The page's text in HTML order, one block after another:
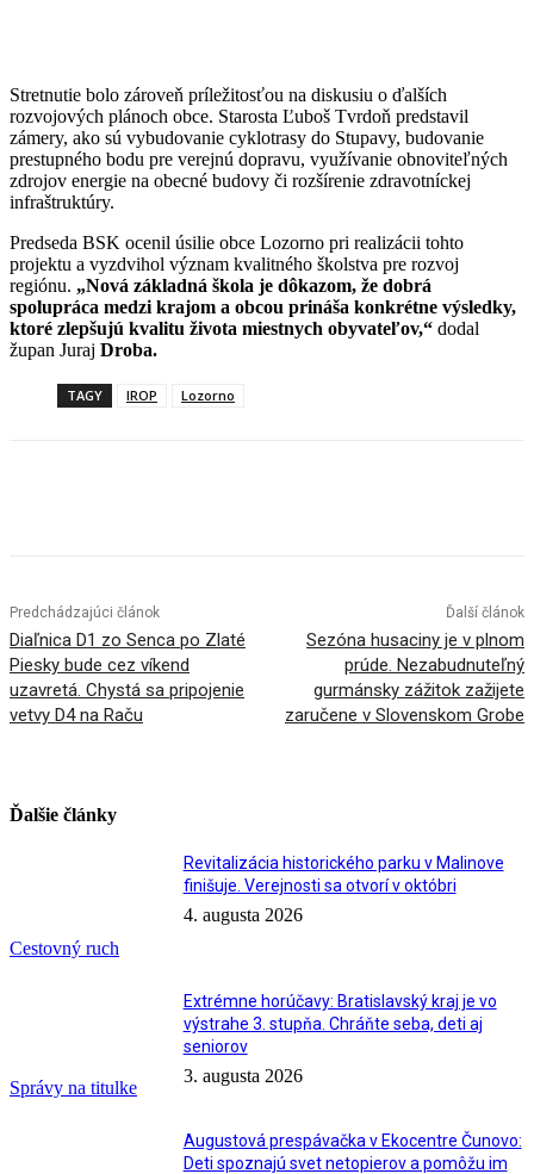
Stretnutie bolo zároveň príležitosťou na diskusiu o ďalších
rozvojových plánoch obce. Starosta Ľuboš Tvrdoň predstavil
zámery, ako sú vybudovanie cyklotrasy do Stupavy, budovanie
prestupného bodu pre verejnú dopravu, využívanie obnoviteľných
zdrojov energie na obecné budovy či rozšírenie zdravotníckej
infraštruktúry.
Predseda BSK ocenil úsilie obce Lozorno pri realizácii tohto
projektu a vyzdvihol význam kvalitného školstva pre rozvoj
regiónu. „Nová základná škola je dôkazom, že dobrá
spolupráca medzi krajom a obcou prináša konkrétne výsledky,
ktoré zlepšujú kvalitu života miestnych obyvateľov,“ dodal
župan Juraj Droba.
TAGY IROP Lozorno
Predchádzajúci článok
Diaľnica D1 zo Senca po Zlaté
Piesky bude cez víkend
uzavretá. Chystá sa pripojenie
vetvy D4 na Raču
Ďalší článok
Sezóna husaciny je v plnom
prúde. Nezabudnuteľný
gurmánsky zážitok zažijete
zaručene v Slovenskom Grobe
Ďalšie články
Cestovný ruch
Revitalizácia historického parku v Malinove
finišuje. Verejnosti sa otvorí v októbri
4. augusta 2026
Správy na titulke
Extrémne horúčavy: Bratislavský kraj je vo
výstrahe 3. stupňa. Chráňte seba, deti aj
seniorov
3. augusta 2026
Augustová prespávačka v Ekocentre Čunovo:
Deti spoznajú svet netopierov a pomôžu im